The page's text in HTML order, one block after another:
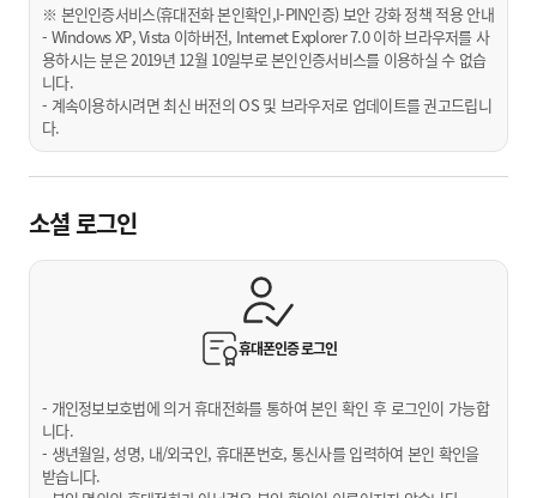
※ 본인인증서비스(휴대전화 본인확인,I-PIN인증) 보안 강화 정책 적용 안내
- Windows XP, Vista 이하버전, Internet Explorer 7.0 이하 브라우저를 사
용하시는 분은 2019년 12월 10일부로 본인인증서비스를 이용하실 수 없습
니다.
- 계속이용하시려면 최신 버전의 OS 및 브라우저로 업데이트를 권고드립니
다.
소셜 로그인
휴대폰인증로그인
- 개인정보보호법에 의거 휴대전화를 통하여 본인 확인 후 로그인이 가능합
니다.
- 생년월일, 성명, 내/외국인, 휴대폰번호, 통신사를 입력하여 본인 확인을
받습니다.